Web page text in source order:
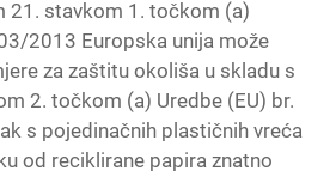
21. stavkom 1. točkom (a)
2013 Europska unija može
za zaštitu okoliša u skladu s
2. točkom (a) Uredbe (EU) br.
s pojedinačnih plastičnih vreća
od reciklirane papira znatno